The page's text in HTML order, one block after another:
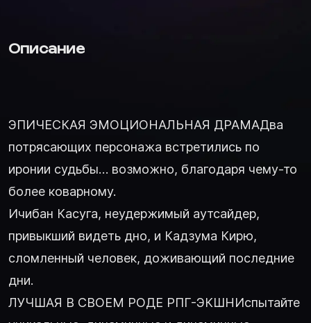
Описание
ЭПИЧЕСКАЯ ЭМОЦИОНАЛЬНАЯ ДРАМАДва
потрясающих персонажа встретились по
иронии судьбы… возможно, благодаря чему-то
более коварному.
Ичибан Касуга, неудержимый аутсайдер,
привыкший видеть дно, и Кадзума Кирю,
сломленный человек, доживающий последние
дни.
ЛУЧШАЯ В СВОЕМ РОДЕ РПГ-ЭКШНИспытайте